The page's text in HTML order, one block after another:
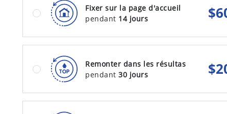
Fixer sur la page d'accueil
pendant 14 jours $
Remonter dans les résultas
pendant 30 jours $